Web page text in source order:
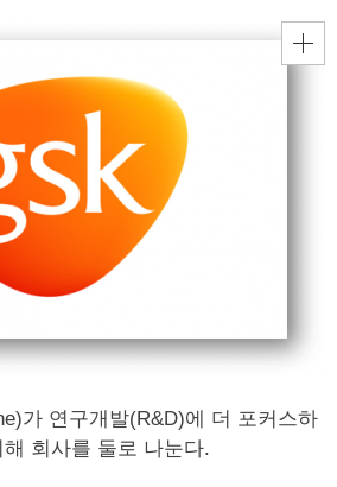
가 연구개발(R&D)에 더 포커스하
회사를 둘로 나눈다.